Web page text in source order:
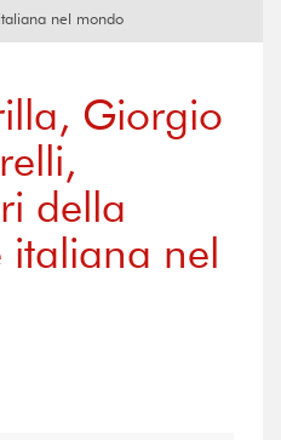
nel mondo
Giorgio
della
italiana nel